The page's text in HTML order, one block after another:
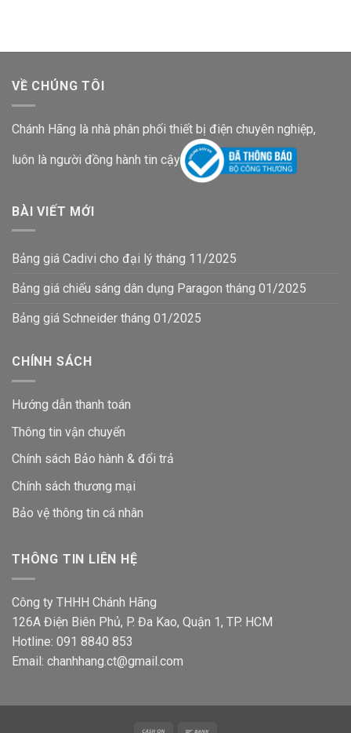
VỀ CHÚNG TÔI
Chánh Hãng là nhà phân phối thiết bị điện chuyên nghiệp,
luôn là người đồng hành tin cậy
BÀI VIẾT MỚI
Bảng giá Cadivi cho đại lý tháng 11/2025
Bảng giá chiếu sáng dân dụng Paragon tháng 01/2025
Bảng giá Schneider tháng 01/2025
CHÍNH SÁCH
Hướng dẫn thanh toán
Thông tin vận chuyển
Chính sách Bảo hành & đổi trả
Chính sách thương mại
Bảo vệ thông tin cá nhân
THÔNG TIN LIÊN HỆ
Công ty THHH Chánh Hãng
126A Điện Biên Phủ, P. Đa Kao, Quận 1, TP. HCM
Hotline: 091 8840 853
Email: chanhhang.ct@gmail.com